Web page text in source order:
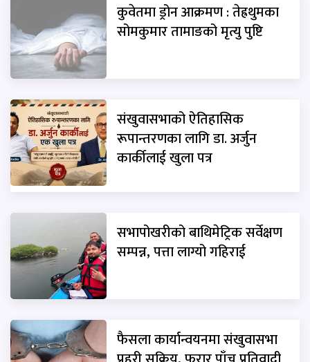
कुवेतमा ड्रोन आक्रमण : तेह्रथुमका
सोमकुमार तामाङको मृत्यु पुष्टि
संखुवासभाको ऐतिहासिक
रूपान्तरणका लागि डा. अर्जुन
कार्कीलाई खुला पत्र
सभापोखरीको बाथिमेट्रिक सर्वेक्षण
सम्पन्न, पत्ता लाग्यो गहिराई
फैसला कार्यान्वयनमा संखुवासभा